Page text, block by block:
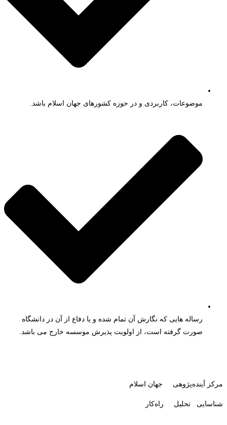
موضوعات، کاربردی و در حوزه کشورهای جهان اسلام باشد.
رساله هایی که نگارش آن تمام شده و یا دفاع از آن در دانشگاه
صورت گرفته است، از اولویت پذیرش موسسه خارج می باشد.
مرکز آینده‌پژوهی جهان اسلام
شناسایی تحلیل راه‌کار